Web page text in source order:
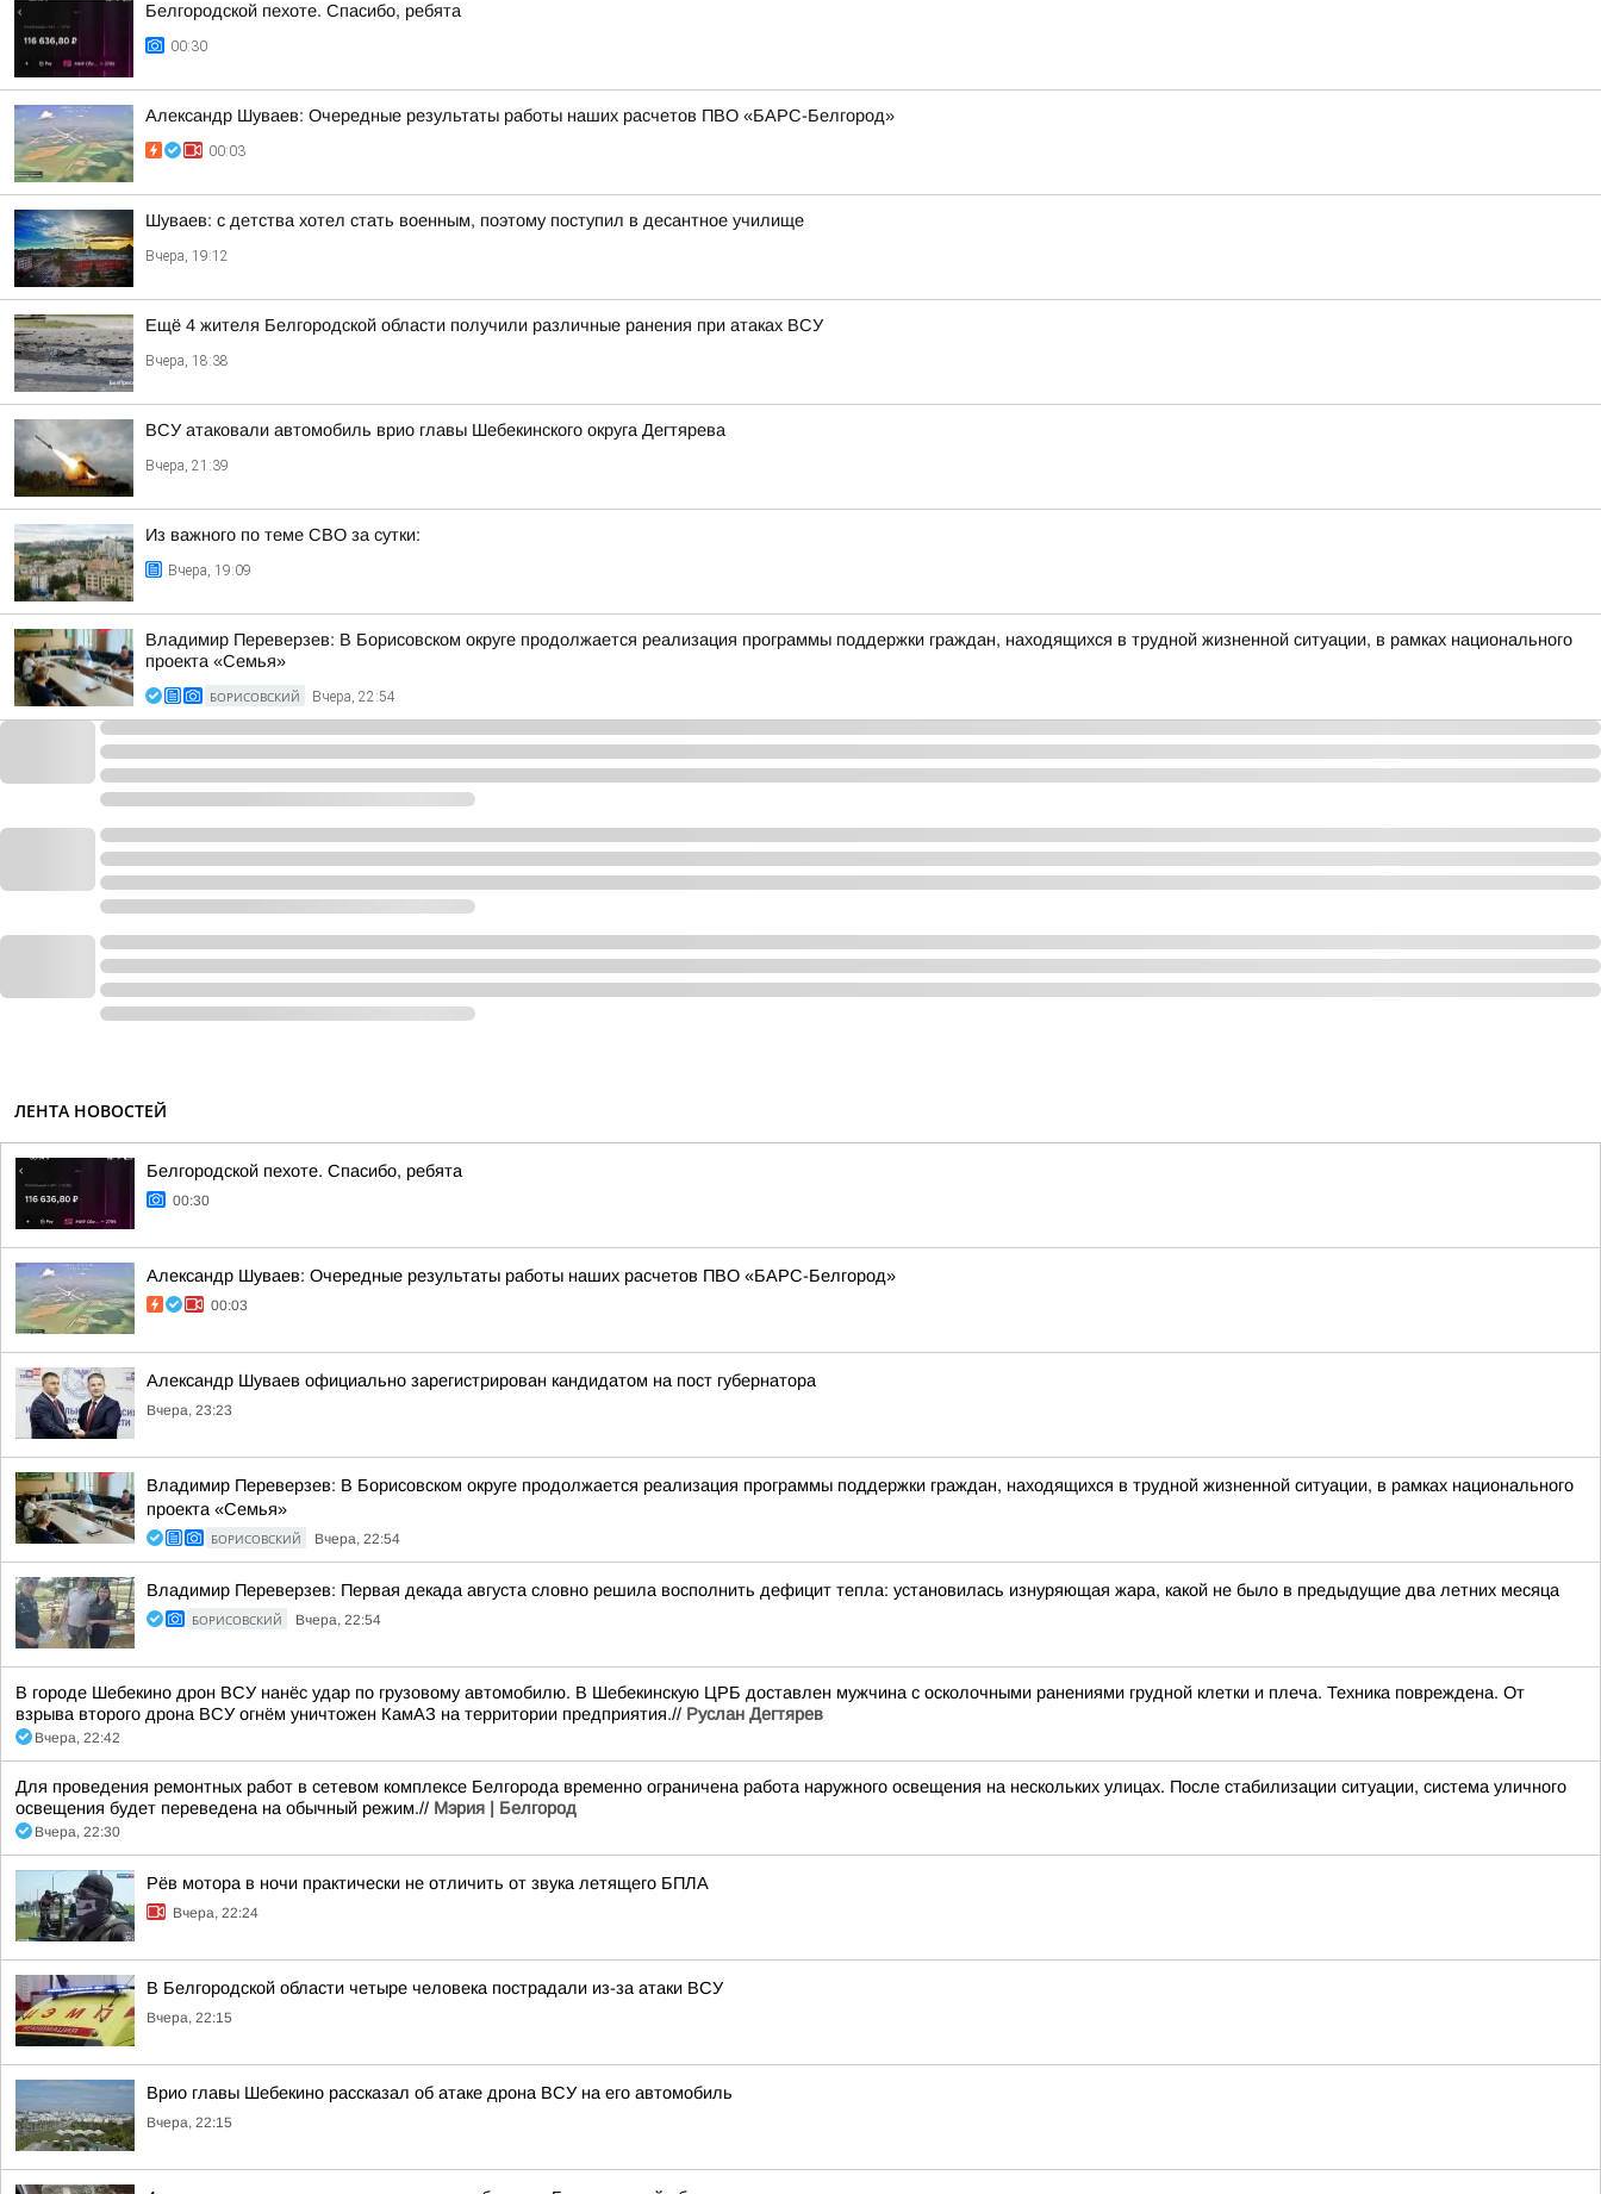
Белгородской пехоте. Спасибо, ребята
00:30
Александр Шуваев: Очередные результаты работы наших расчетов ПВО «БАРС-Белгород»
00:03
Шуваев: с детства хотел стать военным, поэтому поступил в десантное училище
Вчера, 19:12
Ещё 4 жителя Белгородской области получили различные ранения при атаках ВСУ
Вчера, 18:38
ВСУ атаковали автомобиль врио главы Шебекинского округа Дегтярева
Вчера, 21:39
Из важного по теме СВО за сутки:
Вчера, 19:09
Владимир Переверзев: В Борисовском округе продолжается реализация программы поддержки граждан, находящихся в трудной жизненной ситуации, в рамках национального
проекта «Семья»
БОРИСОВСКИЙ Вчера, 22:54
ЛЕНТА НОВОСТЕЙ
Белгородской пехоте. Спасибо, ребята
00:30
Александр Шуваев: Очередные результаты работы наших расчетов ПВО «БАРС-Белгород»
00:03
Александр Шуваев официально зарегистрирован кандидатом на пост губернатора
Вчера, 23:23
Владимир Переверзев: В Борисовском округе продолжается реализация программы поддержки граждан, находящихся в трудной жизненной ситуации, в рамках национального
проекта «Семья»
БОРИСОВСКИЙ Вчера, 22:54
Владимир Переверзев: Первая декада августа словно решила восполнить дефицит тепла: установилась изнуряющая жара, какой не было в предыдущие два летних месяца
БОРИСОВСКИЙ Вчера, 22:54
В городе Шебекино дрон ВСУ нанёс удар по грузовому автомобилю. В Шебекинскую ЦРБ доставлен мужчина с осколочными ранениями грудной клетки и плеча. Техника повреждена. От
взрыва второго дрона ВСУ огнём уничтожен КамАЗ на территории предприятия.// Руслан Дегтярев
Вчера, 22:42
Для проведения ремонтных работ в сетевом комплексе Белгорода временно ограничена работа наружного освещения на нескольких улицах. После стабилизации ситуации, система уличного
освещения будет переведена на обычный режим.// Мэрия | Белгород
Вчера, 22:30
Рёв мотора в ночи практически не отличить от звука летящего БПЛА
Вчера, 22:24
В Белгородской области четыре человека пострадали из-за атаки ВСУ
Вчера, 22:15
Врио главы Шебекино рассказал об атаке дрона ВСУ на его автомобиль
Вчера, 22:15